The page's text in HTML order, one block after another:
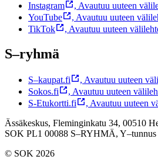
Instagram
, Avautuu uuteen
YouTube
, Avautuu uuteen
TikTok
, Avautuu uuteen
S–ryhmä
S–kaupat.fi , Avautuu uuteen
Sokos.fi
, Avautuu uuteen
S-Etukortti.fi
, Avautuu uuteen
Ässäkeskus, Fleminginkatu 34, 00510
SOK PL1 00088 S–RYHMÄ, Y–tunnus
© SOK 2026